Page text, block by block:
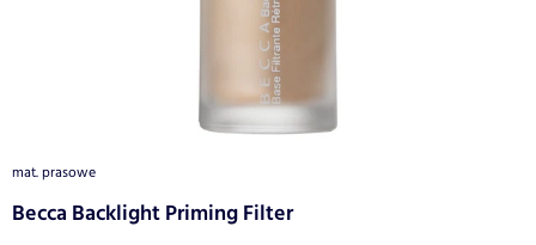
mat. prasowe
Becca Backlight Priming Filter